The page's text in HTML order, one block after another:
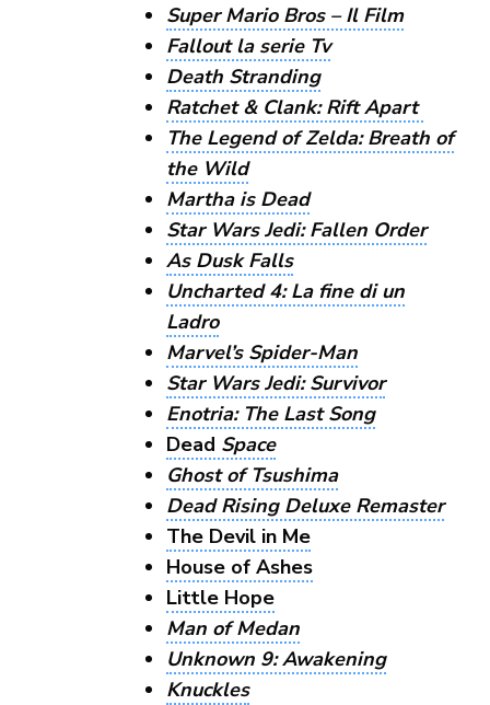
Super Mario Bros – Il Film
Fallout la serie Tv
Death Stranding
Ratchet & Clank: Rift Apart
The Legend of Zelda: Breath of
the Wild
Martha is Dead
Star Wars Jedi: Fallen Order
As Dusk Falls
Uncharted 4: La fine di un
Ladro
Marvel’s Spider-Man
Star Wars Jedi: Survivor
Enotria: The Last Song
Dead Space
Ghost of Tsushima
Dead Rising Deluxe Remaster
The Devil in Me
House of Ashes
Little Hope
Man of Medan
Unknown 9: Awakening
Knuckles